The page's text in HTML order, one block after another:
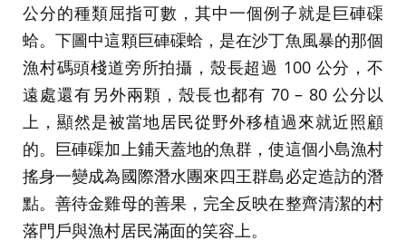
公分的種類屈指可數，其中一個例子就是巨硨磲
蛤。下圖中這顆巨硨磲蛤，是在沙丁魚風暴的那個
漁村碼頭棧道旁所拍攝，殼長超過 100 公分，不
遠處還有另外兩顆，殼長也都有 70 – 80 公分以
上，顯然是被當地居民從野外移植過來就近照顧
的。巨硨磲加上鋪天蓋地的魚群，使這個小島漁村
搖身一變成為國際潛水團來四王群島必定造訪的潛
點。善待金雞母的善果，完全反映在整齊清潔的村
落門戶與漁村居民滿面的笑容上。